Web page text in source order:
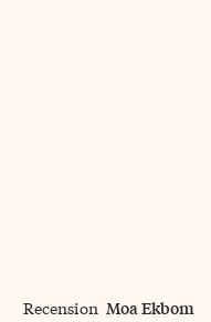
Recension Moa Ekbom